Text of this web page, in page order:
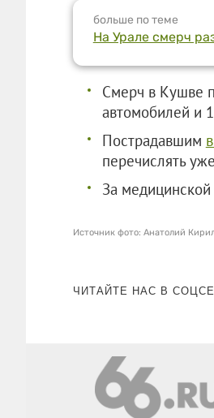
больше по теме
На Урале смерч
Смерч в Кушве
автомобилей и
Пострадавшим
перечислять
За
Источник фото: Анатолий
ЧИТАЙТЕ НАС В